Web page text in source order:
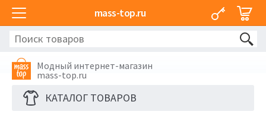
mass-top.ru
Модный интернет-магазин
mass-top.ru
КАТАЛОГ ТОВАРОВ